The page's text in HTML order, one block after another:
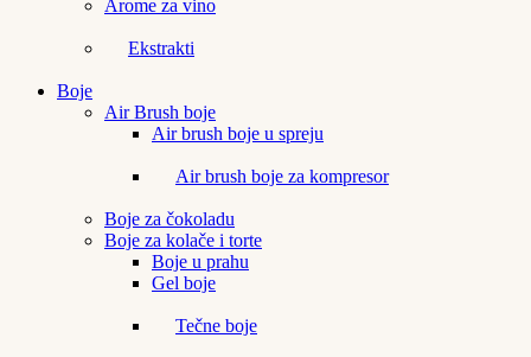
Arome za vino
Ekstrakti
Boje
Air Brush boje
Air brush boje u spreju
Air brush boje za kompresor
Boje za čokoladu
Boje za kolače i torte
Boje u prahu
Gel boje
Tečne boje